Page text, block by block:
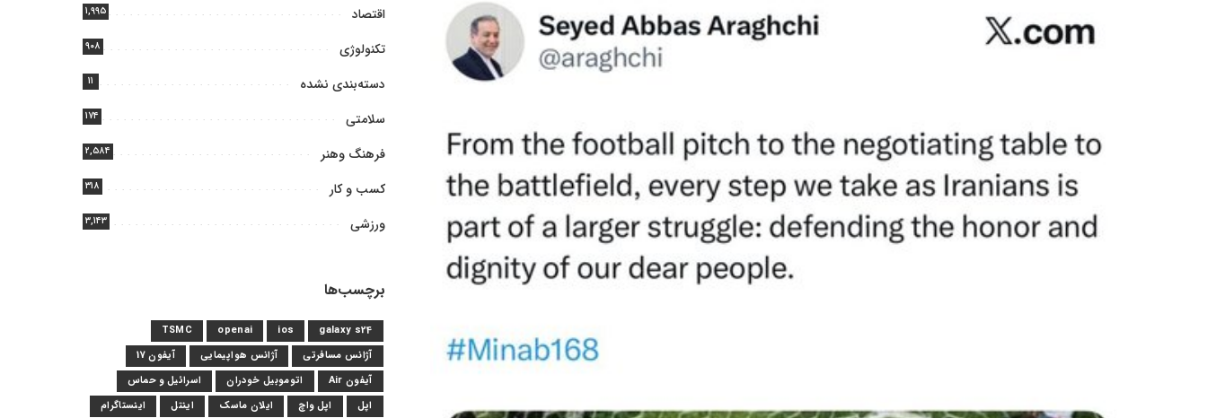
اقتصاد ۱,۹۹۵
تکنولوژی ۹۰۸
دسته‌بندی نشده ۱۱
سلامتی ۱۷۴
فرهنگ وهنر ۲,۵۸۴
کسب و کار ۳۱۸
ورزشی ۳,۱۴۳
برچسب‌ها
galaxy s24
ios
openai
TSMC
آژانس مسافرتی
آژانس هواپیمایی
آیفون 17
آیفون Air
اتوموبیل خودران
اسرائیل و حماس
اپل
اپل واچ ایلان ماسک اینتل
اینستاگرام